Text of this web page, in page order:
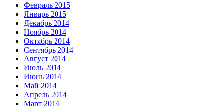
Февраль 2015
Январь 2015
Декабрь 2014
Ноябрь 2014
Октябрь 2014
Сентябрь 2014
Август 2014
Июль 2014
Июнь 2014
Май 2014
Апрель 2014
Март 2014